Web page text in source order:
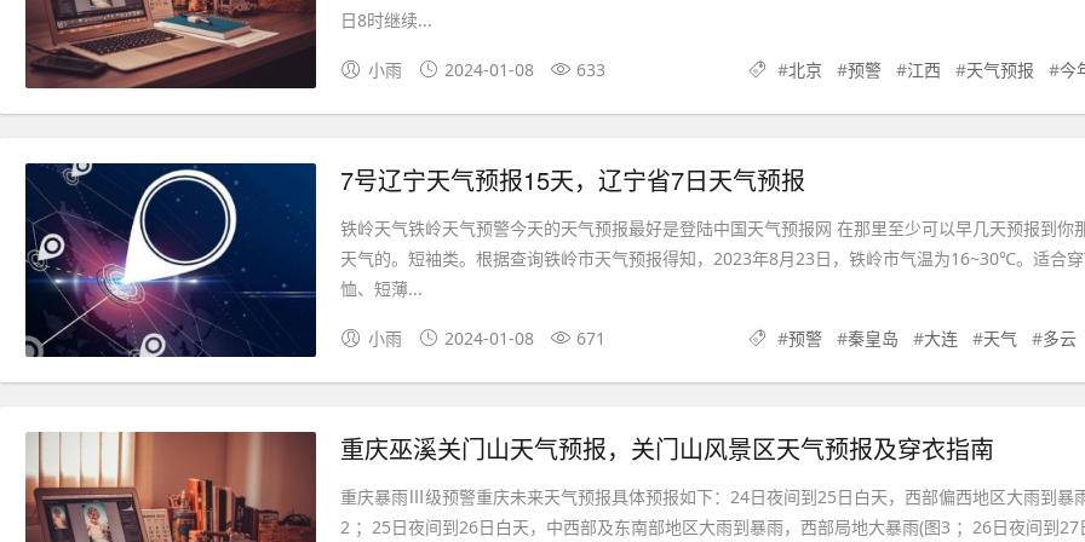
日8时继续...
小雨 2024-01-08 633 #北京 #预警 #江西 #天气预报 #今
7号辽宁天气预报15天，辽宁省7日天气预报
铁岭天气铁岭天气预警今天的天气预报最好是登陆中国天气预报网 在那里至少可以早几天预报到你
天气的。短袖类。根据查询铁岭市天气预报得知，2023年8月23日，铁岭市气温为16~30℃。适合
恤、短薄...
小雨 2024-01-08 671 #预警 #秦皇岛 #大连 #天气 #多云
重庆巫溪关门山天气预报，关门山风景区天气预报及穿衣指南
重庆暴雨Ⅲ级预警重庆未来天气预报具体预报如下：24日夜间到25日白天，西部偏西地区大雨到暴
2 ；25日夜间到26日白天，中西部及东南部地区大雨到暴雨，西部局地大暴雨(图3 ；26日夜间到27